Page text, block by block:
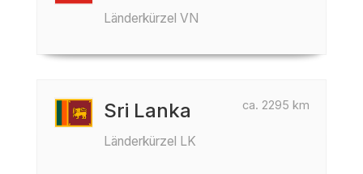
Länderkürzel VN
ca. 2295 km
Sri Lanka
Länderkürzel LK